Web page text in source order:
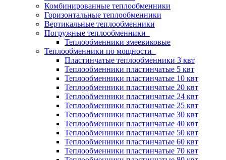
Комбинированные теплообменники
Горизонтальные теплообменники
Вертикальные теплообменники
Погружные теплообменники
Теплообменники змеевиковые
Теплообменники по мощности
Пластинчатые теплообменники 3 квт
Теплообменники пластинчатые 5 квт
Теплообменники пластинчатые 10 квт
Теплообменники пластинчатые 20 квт
Теплообменники пластинчатые 24 квт
Теплообменники пластинчатые 25 квт
Теплообменники пластинчатые 30 квт
Теплообменники пластинчатые 40 квт
Теплообменники пластинчатые 50 квт
Теплообменники пластинчатые 60 квт
Теплообменники пластинчатые 70 квт